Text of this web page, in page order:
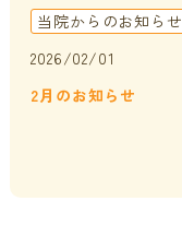
当院からのお知らせ
2026/02/01
2月のお知らせ